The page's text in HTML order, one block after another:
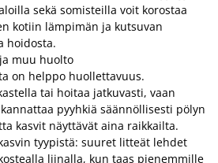
sekä somisteilla voit korostaa
kotiin lämpimän ja kutsuvan
hoidosta.
muu huolto
on helppo huollettavuus.
tai hoitaa jatkuvasti, vaan
pyyhkiä säännöllisesti pölyn
kasvit näyttävät aina raikkailta.
tyypistä: suuret litteät lehdet
liinalla, kun taas pienemmille